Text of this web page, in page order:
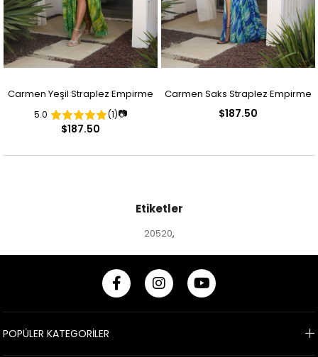
Carmen Yeşil Straplez Empirme
Desenli Abiye Elbise
5.0 (1)📷
$187.50
Carmen Saks Straplez Empirme
$187.50
Etiketler
20520,
POPÜLER KATEGORİLER